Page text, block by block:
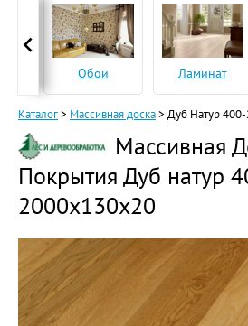
Обои Ламинат
Каталог> Массивная доска> Дуб Натур
Массивная
Покрытия Дуб натур
2000х130х20